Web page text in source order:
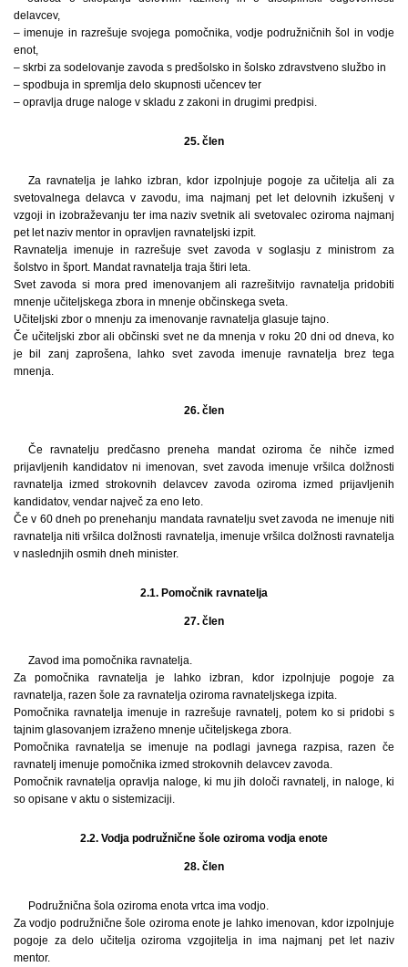
delavcev,
– imenuje in razrešuje svojega pomočnika, vodje podružničnih šol in vodje
enot,
– skrbi za sodelovanje zavoda s predšolsko in šolsko zdravstveno službo in
– spodbuja in spremlja delo skupnosti učencev ter
– opravlja druge naloge v skladu z zakoni in drugimi predpisi.
25. člen
Za ravnatelja je lahko izbran, kdor izpolnjuje pogoje za učitelja ali za
svetovalnega delavca v zavodu, ima najmanj pet let delovnih izkušenj v
vzgoji in izobraževanju ter ima naziv svetnik ali svetovalec oziroma najmanj
pet let naziv mentor in opravljen ravnateljski izpit.
Ravnatelja imenuje in razrešuje svet zavoda v soglasju z ministrom za
šolstvo in šport. Mandat ravnatelja traja štiri leta.
Svet zavoda si mora pred imenovanjem ali razrešitvijo ravnatelja pridobiti
mnenje učiteljskega zbora in mnenje občinskega sveta.
Učiteljski zbor o mnenju za imenovanje ravnatelja glasuje tajno.
Če učiteljski zbor ali občinski svet ne da mnenja v roku 20 dni od dneva, ko
je bil zanj zaprošena, lahko svet zavoda imenuje ravnatelja brez tega
mnenja.
26. člen
Če ravnatelju predčasno preneha mandat oziroma če nihče izmed
prijavljenih kandidatov ni imenovan, svet zavoda imenuje vršilca dolžnosti
ravnatelja izmed strokovnih delavcev zavoda oziroma izmed prijavljenih
kandidatov, vendar največ za eno leto.
Če v 60 dneh po prenehanju mandata ravnatelju svet zavoda ne imenuje niti
ravnatelja niti vršilca dolžnosti ravnatelja, imenuje vršilca dolžnosti ravnatelja
v naslednjih osmih dneh minister.
2.1. Pomočnik ravnatelja
27. člen
Zavod ima pomočnika ravnatelja.
Za pomočnika ravnatelja je lahko izbran, kdor izpolnjuje pogoje za
ravnatelja, razen šole za ravnatelja oziroma ravnateljskega izpita.
Pomočnika ravnatelja imenuje in razrešuje ravnatelj, potem ko si pridobi s
tajnim glasovanjem izraženo mnenje učiteljskega zbora.
Pomočnika ravnatelja se imenuje na podlagi javnega razpisa, razen če
ravnatelj imenuje pomočnika izmed strokovnih delavcev zavoda.
Pomočnik ravnatelja opravlja naloge, ki mu jih določi ravnatelj, in naloge, ki
so opisane v aktu o sistemizaciji.
2.2. Vodja podružnične šole oziroma vodja enote
28. člen
Podružnična šola oziroma enota vrtca ima vodjo.
Za vodjo podružnične šole oziroma enote je lahko imenovan, kdor izpolnjuje
pogoje za delo učitelja oziroma vzgojitelja in ima najmanj pet let naziv
mentor.